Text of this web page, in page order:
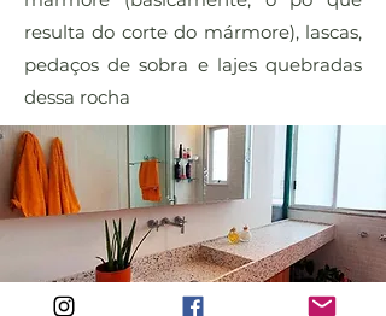
resulta do corte do mármore), lascas,
pedaços de sobra e lajes quebradas
dessa rocha